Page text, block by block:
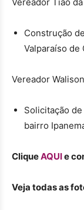
Construção
Valparaíso de
Vereador
Solicitação
bairro
CliqueAQUIe
Veja todas as